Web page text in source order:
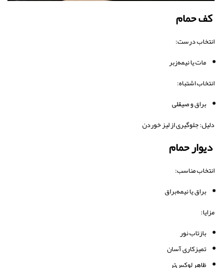
کف حمام
انتخاب درست:
مات یا نیمه‌زبر
انتخاب اشتباه:
براق و صیقلی
دلیل: جلوگیری از لیز خوردن
دیوار حمام
انتخاب مناسب:
براق یا نیمه‌براق
مزایا:
بازتاب نور
تمیزکاری آسان
ظاهر لوکس‌تر